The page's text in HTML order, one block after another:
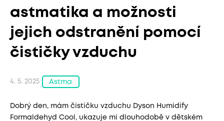
astmatika a možnosti
jejich odstranění pomocí
čističky vzduchu
4. 5. 2025 Astma
Dobrý den, mám čističku vzduchu Dyson Humidify
Formaldehyd Cool, ukazuje mi dlouhodobě v dětském